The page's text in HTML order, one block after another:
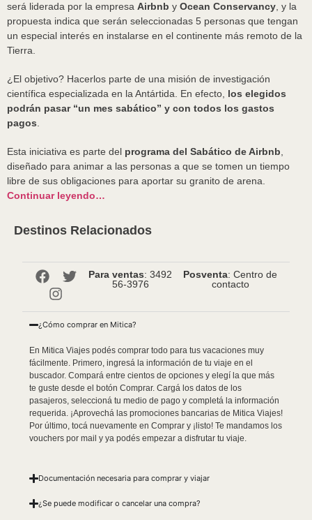
será liderada por la empresa Airbnb y Ocean Conservancy, y la
propuesta indica que serán seleccionadas 5 personas que tengan
un especial interés en instalarse en el continente más remoto de la
Tierra.
¿El objetivo? Hacerlos parte de una misión de investigación
científica especializada en la Antártida. En efecto, los elegidos
podrán pasar “un mes sabático” y con todos los gastos
pagos.
Esta iniciativa es parte del programa del Sabático de Airbnb,
diseñado para animar a las personas a que se tomen un tiempo
libre de sus obligaciones para aportar su granito de arena.
Continuar leyendo…
Destinos Relacionados
Para ventas: 3492
56-3976
Posventa: Centro de
contacto
¿Cómo comprar en Mitica?
En Mitica Viajes podés comprar todo para tus vacaciones muy
fácilmente. Primero, ingresá la información de tu viaje en el
buscador. Compará entre cientos de opciones y elegí la que más
te guste desde el botón Comprar. Cargá los datos de los
pasajeros, seleccioná tu medio de pago y completá la información
requerida. ¡Aprovechá las promociones bancarias de Mitica Viajes!
Por último, tocá nuevamente en Comprar y ¡listo! Te mandamos los
vouchers por mail y ya podés empezar a disfrutar tu viaje.
Documentación necesaria para comprar y viajar
¿Se puede modificar o cancelar una compra?